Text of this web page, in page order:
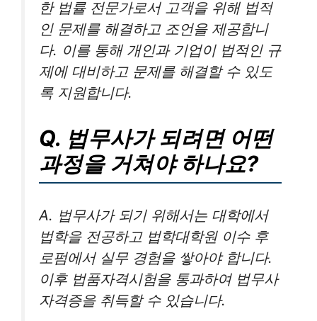
한 법률 전문가로서 고객을 위해 법적
인 문제를 해결하고 조언을 제공합니
다. 이를 통해 개인과 기업이 법적인 규
제에 대비하고 문제를 해결할 수 있도
록 지원합니다.
Q. 법무사가 되려면 어떤
과정을 거쳐야 하나요?
A. 법무사가 되기 위해서는 대학에서
법학을 전공하고 법학대학원 이수 후
로펌에서 실무 경험을 쌓아야 합니다.
이후 법품자격시험을 통과하여 법무사
자격증을 취득할 수 있습니다.